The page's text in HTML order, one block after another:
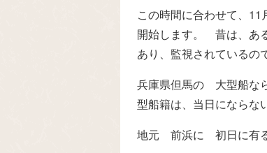
この時間に合わせて、
開始します。 昔は、あ
あり、監視されている
兵庫県但馬の 大型船な
型船籍は、当日にならな
地元 前浜に 初日に有る